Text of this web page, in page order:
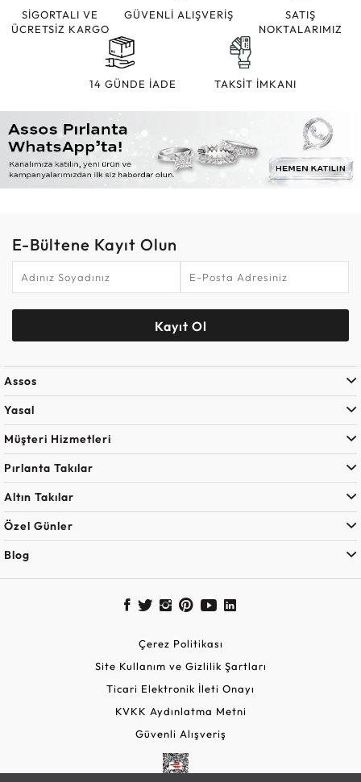
SİGORTALI VE
ÜCRETSİZ KARGO
GÜVENLİ ALIŞVERİŞ
SATIŞ
NOKTALARIMIZ
14 GÜNDE İADE TAKSİT İMKANI
E-Bültene Kayıt Olun
Kayıt Ol
Assos
Yasal
Müşteri Hizmetleri
Pırlanta Takılar
Altın Takılar
Özel Günler
Blog
Çerez Politikası
Site Kullanım ve Gizlilik Şartları
Ticari Elektronik İleti Onayı
KVKK Aydınlatma Metni
Güvenli Alışveriş